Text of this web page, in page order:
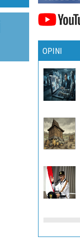
OPINI